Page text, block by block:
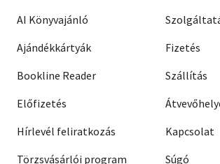
AI Könyvajánló
Ajándékkártyák
Bookline Reader
Előfizetés
Hírlevél feliratkozás
Törzsvásárlói program
Fizetés
Szállítás
Kapcsolat
Súgó